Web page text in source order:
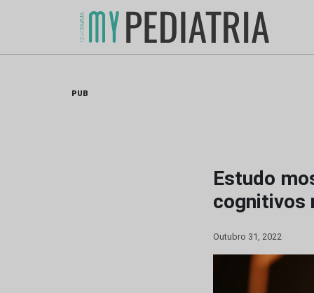
PUB
Estudo
cognitivos
Outubro 31, 2022